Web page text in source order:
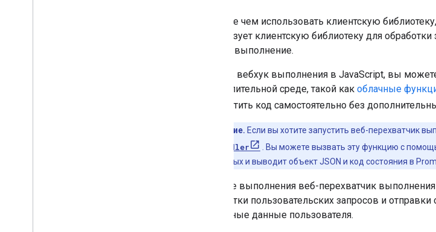
Прежде чем использовать клиентскую
использует клиентскую библиотеку для
вам на выполнение.
Создав вебхук выполнения в JavaScript, вы
вычислительной среде, такой как облачные
разместить код самостоятельно без
Примечание. Если вы хотите запустить веб-перехватчик
StandardHandler
. Вы можете вызвать эту функцию с
входных данных и выводит объект JSON и код состояния в
В среде выполнения веб-перехватчик
обработки пользовательских запросов и
выходные данные пользователя.